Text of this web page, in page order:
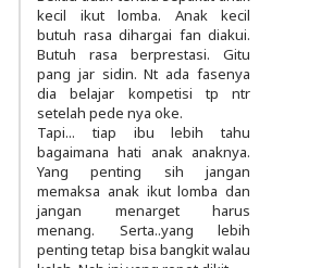
kecil ikut lomba. Anak kecil
butuh rasa dihargai fan diakui.
Butuh rasa berprestasi. Gitu
pang jar sidin. Nt ada fasenya
dia belajar kompetisi tp ntr
setelah pede nya oke.
Tapi... tiap ibu lebih tahu
bagaimana hati anak anaknya.
Yang penting sih jangan
memaksa anak ikut lomba dan
jangan menarget harus
menang. Serta..yang lebih
penting tetap bisa bangkit walau